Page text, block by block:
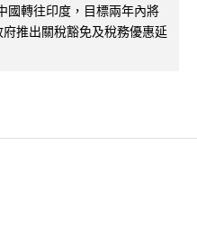
轉往印度，目標兩年內將
推出關稅豁免及稅務優惠延